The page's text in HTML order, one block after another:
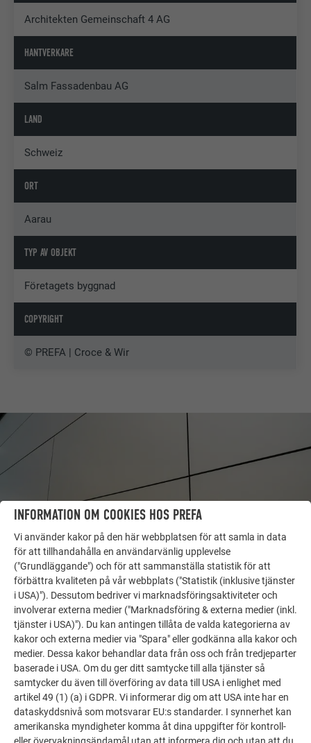
Architekten Gemeinschaft 4 AG
HANTVERKARE
Salm Fassadenbau AG
LAND
Schweiz
ORT
Aarau
TYP AV OBJEKT
Företagets byggnad
COPYRIGHT
© PREFA | Croce & Wir
LÅT DIG INSPIRERAS
FLER OBJEKT
PREFA:s referensgalleri visar hur mångsidigt
aluminium kan användas. Upptäck fler imponerande
projekt med PREFA:s hållbara aluminiumlösningar för
tak, solenergi och fasader.
SE FLER REFERENSER
INFORMATION OM COOKIES HOS PREFA
Vi använder kakor på den här webbplatsen för att samla in data
för att tillhandahålla en användarvänlig upplevelse
("Grundläggande") och för att sammanställa statistik för att
förbättra kvaliteten på vår webbplats ("Statistik (inklusive tjänster
i USA)"). Dessutom bedriver vi marknadsföringsaktiviteter och
involverar externa medier ("Marknadsföring & externa medier (inkl.
tjänster i USA)"). Du kan antingen tillåta de valda kategorierna av
kakor och externa medier via "Spara" eller godkänna alla kakor och
medier. Dessa kakor behandlar data från oss och från tredjeparter
baserade i USA. Om du ger ditt samtycke till alla tjänster så
samtycker du även till överföring av data till USA i enlighet med
artikel 49 (1) (a) i GDPR. Vi informerar dig om att USA inte har en
dataskyddsnivå som motsvarar EU:s standarder. I synnerhet kan
amerikanska myndigheter komma åt dina uppgifter för kontroll-